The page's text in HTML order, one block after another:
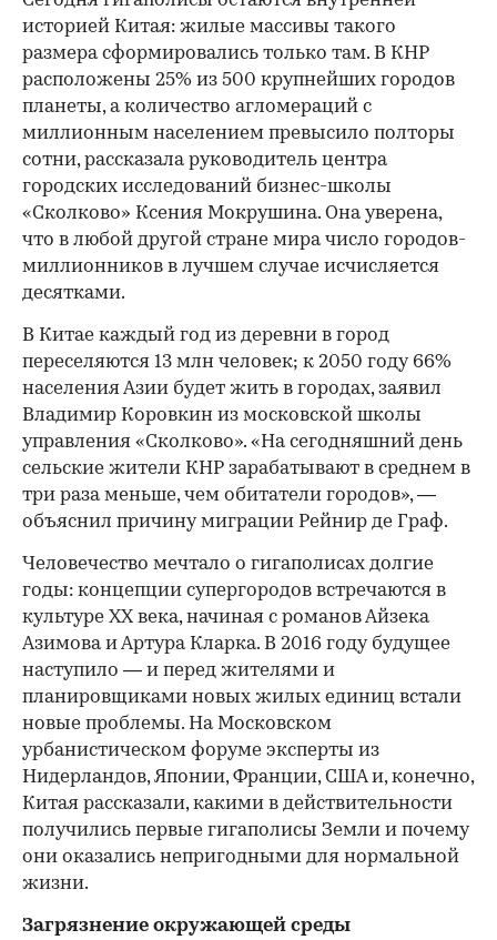
историей Китая: жилые массивы такого
размера сформировались только там. В КНР
расположены 25% из 500 крупнейших городов
планеты, а количество агломераций с
миллионным населением превысило полторы
сотни, рассказала руководитель центра
городских исследований бизнес-школы
«Сколково» Ксения Мокрушина. Она уверена,
что в любой другой стране мира число городов-
миллионников в лучшем случае исчисляется
десятками.
В Китае каждый год из деревни в город
переселяются 13 млн человек; к 2050 году 66%
населения Азии будет жить в городах, заявил
Владимир Коровкин из московской школы
управления «Сколково». «На сегодняшний день
сельские жители КНР зарабатывают в среднем в
три раза меньше, чем обитатели городов», —
объяснил причину миграции Рейнир де Граф.
Человечество мечтало о гигаполисах долгие
годы: концепции супергородов встречаются в
культуре XX века, начиная с романов Айзека
Азимова и Артура Кларка. В 2016 году будущее
наступило — и перед жителями и
планировщиками новых жилых единиц встали
новые проблемы. На Московском
урбанистическом форуме эксперты из
Нидерландов, Японии, Франции, США и, конечно,
Китая рассказали, какими в действительности
получились первые гигаполисы Земли и почему
они оказались непригодными для нормальной
жизни.
Загрязнение окружающей среды